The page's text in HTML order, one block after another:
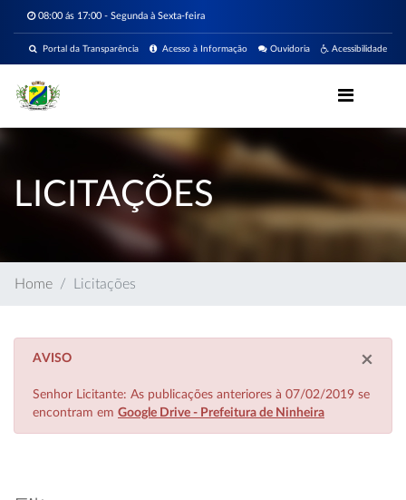
08:00 ás 17:00 - Segunda à Sexta-feira
Acessibilidade
Ouvidoria
Acesso à Informação
Portal da Transparência
LICITAÇÕES
Home Licitações
×
AVISO
Senhor Licitante: As publicações anteriores à 07/02/2019 se
encontram em Google Drive - Prefeitura de Ninheira